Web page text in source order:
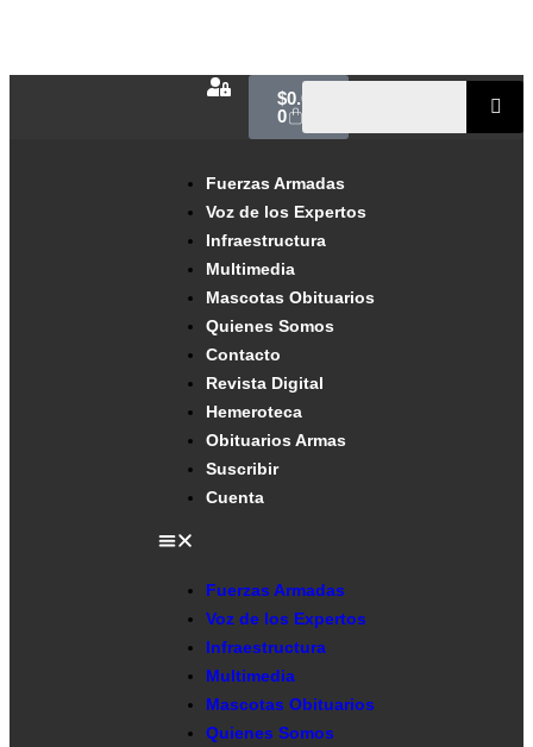
$0.00
0
Fuerzas Armadas
Voz de los Expertos
Infraestructura
Multimedia
Mascotas Obituarios
Quienes Somos
Contacto
Revista Digital
Hemeroteca
Obituarios Armas
Suscribir
Cuenta
Fuerzas Armadas
Voz de los Expertos
Infraestructura
Multimedia
Mascotas Obituarios
Quienes Somos